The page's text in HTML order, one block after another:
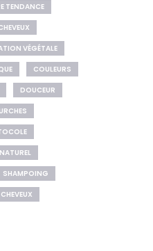
TENDANCE
VÉGÉTALE
COULEURS
DOUCEUR
SHAMPOING